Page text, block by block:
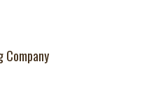
Company